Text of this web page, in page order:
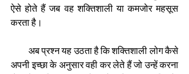
ऐसे होते हैं जब वह शक्तिशाली या कमजोर महसूस
करता है।
अब प्रश्न यह उठता है कि शक्तिशाली लोग कैसे
अपनी इच्छा के अनुसार वही कर लेते हैं जो उन्हें करना